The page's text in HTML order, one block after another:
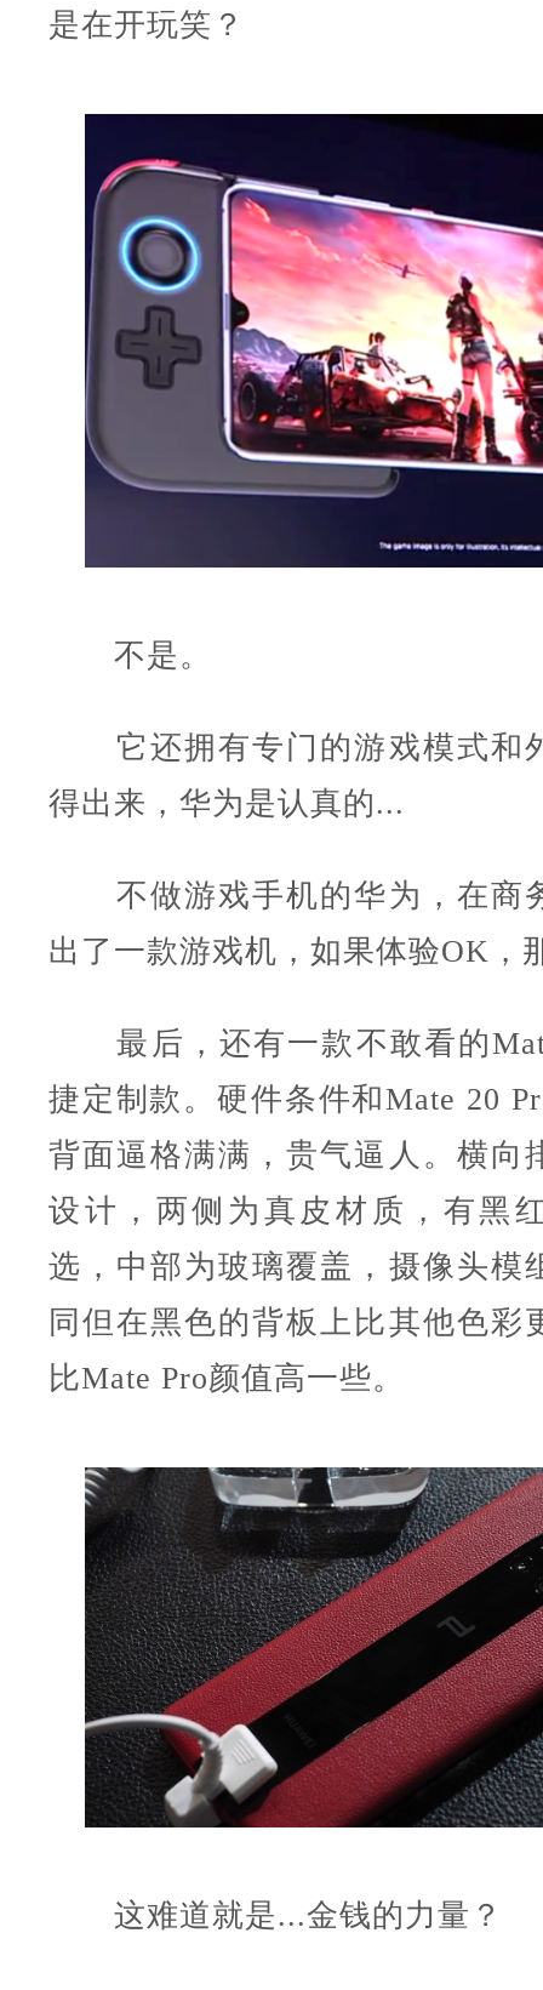
是在开玩笑？
不是。
它还拥有专门的游戏模式和
得出来，华为是认真的...
不做游戏手机的华为，在商
出了一款游戏机，如果体验OK，
最后，还有一款不敢看的
捷定制款。硬件条件和Mate 20
背面逼格满满，贵气逼人。横向
设计，两侧为真皮材质，有黑
选，中部为玻璃覆盖，摄像头模
同但在黑色的背板上比其他色彩
比Mate Pro颜值高一些。
这难道就是...金钱的力量？